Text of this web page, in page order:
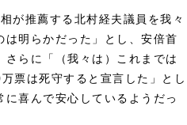
が推薦する北村経夫議員を我々
明らかだった」とし、安倍首
らに「（我々は）これまでは
票は死守すると宣言した」とし
喜んで安心しているようだっ